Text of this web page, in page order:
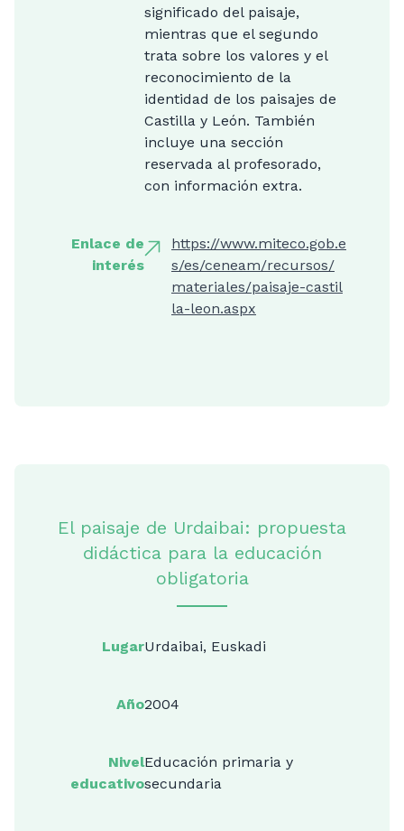
significado del paisaje,
mientras que el segundo
trata sobre los valores y el
reconocimiento de la
identidad de los paisajes de
Castilla y León. También
incluye una sección
reservada al profesorado,
con información extra.
Enlace de
interés
https://www.miteco.gob.e
s/es/ceneam/recursos/
materiales/paisaje-castil
la-leon.aspx
El paisaje de Urdaibai: propuesta
didáctica para la educación
obligatoria
LugarUrdaibai, Euskadi
Año2004
Nivel
educativo
Educación primaria y
secundaria